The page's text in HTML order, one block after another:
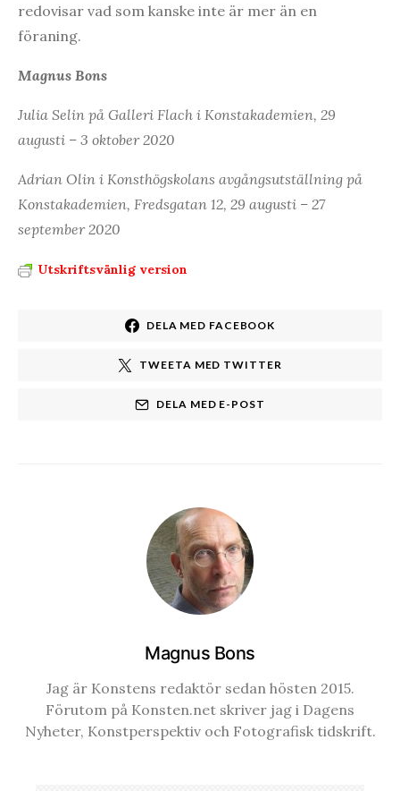
redovisar vad som kanske inte är mer än en
föraning.
Magnus Bons
Julia Selin på Galleri Flach i Konstakademien, 29
augusti – 3 oktober 2020
Adrian Olin i Konsthögskolans avgångsutställning på
Konstakademien, Fredsgatan 12, 29 augusti – 27
september 2020
Utskriftsvänlig version
DELA MED FACEBOOK
TWEETA MED TWITTER
DELA MED E-POST
Magnus Bons
Jag är Konstens redaktör sedan hösten 2015.
Förutom på Konsten.net skriver jag i Dagens
Nyheter, Konstperspektiv och Fotografisk tidskrift.